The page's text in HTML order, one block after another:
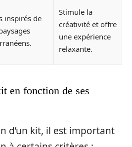
inspirés de
Stimule la
créativité et offre
une expérience
relaxante.
en fonction de ses
d’un kit, il est important